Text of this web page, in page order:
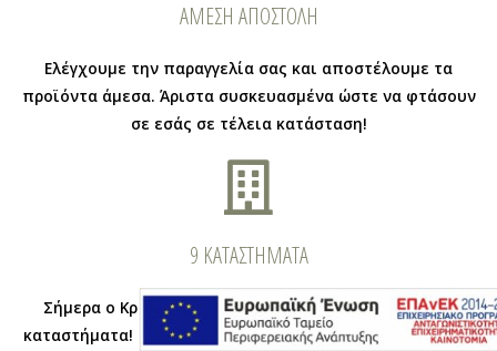
ΑΜΕΣΗ ΑΠΟΣΤΟΛΗ
Ελέγχουμε την παραγγελία σας και αποστέλουμε τα
προϊόντα άμεσα. Άριστα συσκευασμένα ώστε να φτάσουν
σε εσάς σε τέλεια κατάσταση!
9 ΚΑΤΑΣΤΗΜΑΤΑ
Σήμερα ο Κρητικός Φούρνος Γεύσεις διατηρεί εννέα
καταστήματα! Μπορείτε να τα επισκεφθείτε καθημερινά